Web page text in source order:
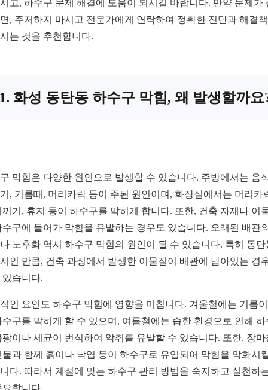
고, 하수구 문제 해결에 도움이 되시길 바랍니다. 만약 문제가
, 주저하지 마시고 전문가에게 연락하여 정확한 진단과 해결
는 것을 추천합니다.
화성 동탄동 하수구 막힘, 왜 발생할까요
막힘은 다양한 원인으로 발생할 수 있습니다. 주방에서는 음
, 기름때, 머리카락 등이 주된 원인이며, 화장실에서는 머리카
꺼기, 휴지 등이 하수구를 막히게 합니다. 또한, 건축 자재나 이
수구에 들어가 막힘을 유발하는 경우도 있습니다. 오래된 배관
노후화 역시 하수구 막힘의 원인이 될 수 있습니다. 특히 동탄
인 만큼, 건축 과정에서 발생한 이물질이 배관에 남아있는 경
있습니다.
인 요인도 하수구 막힘에 영향을 미칩니다. 겨울철에는 기름
수구를 막히게 할 수 있으며, 여름철에는 습한 환경으로 인해 하
팡이나 세균이 번식하여 악취를 유발할 수 있습니다. 또한, 장마
물과 함께 흙이나 낙엽 등이 하수구로 유입되어 막힘을 악화시
다. 따라서 계절에 맞는 하수구 관리 방법을 숙지하고 실천하
요합니다.